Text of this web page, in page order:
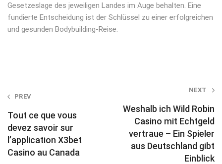
Gesetzeslage des jeweiligen Landes im Auge behalten. Eine
fundierte Entscheidung ist der Schlüssel zu einer erfolgreichen
und gesunden Bodybuilding-Reise.
Post
PREV
Tout ce que vous
devez savoir sur
l’application X3bet
Casino au Canada
NEXT
Weshalb ich Wild Robin
Casino mit Echtgeld
vertraue – Ein Spieler
aus Deutschland gibt
Einblick